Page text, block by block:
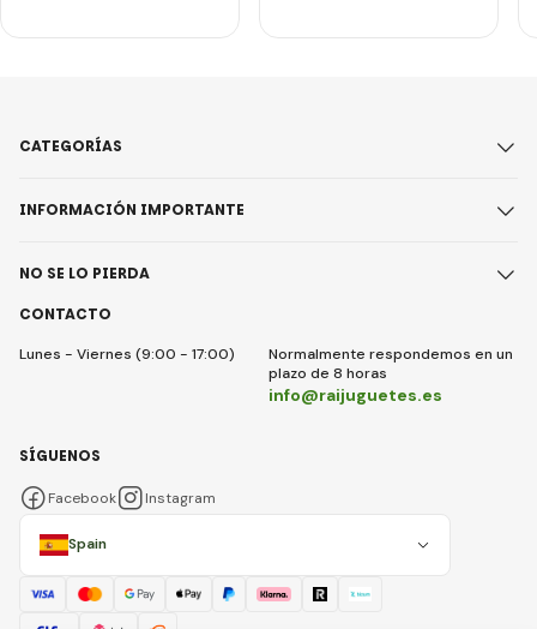
CONTACTO
Lunes - Viernes (9:00 - 17:00)
Normalmente respondemos en un
plazo de 8 horas
info@raijuguetes.es
CATEGORÍAS
INFORMACIÓN IMPORTANTE
NO SE LO PIERDA
Spain
SÍGUENOS
Facebook Instagram